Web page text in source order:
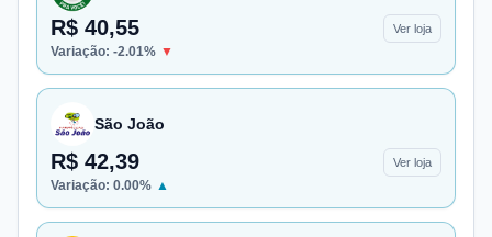
R$ 40,55 Ver loja
Variação: -2.01% ▼
São João
R$ 42,39 Ver loja
Variação: 0.00% ▲